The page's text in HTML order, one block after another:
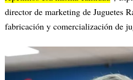
director de marketing de Juguetes
fabricación y comercialización de